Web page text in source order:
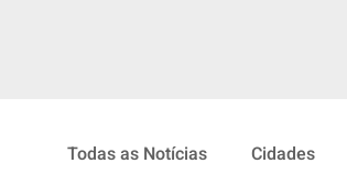
Todas as Notícias Cidades